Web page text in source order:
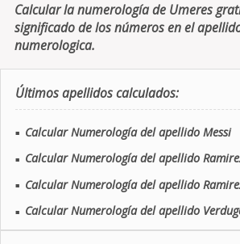
Calcular la numerología de Umeres
significado de los números en el
numerologica.
Últimos apellidos calculados:
■ Calcular Numerología del apellido Messi
■ Calcular Numerología del apellido
■ Calcular Numerología del apellido
■ Calcular Numerología del apellido